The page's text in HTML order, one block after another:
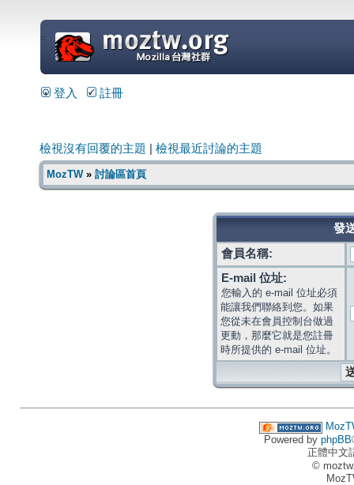
=
登入 註冊
檢視沒有回覆的主題 檢視最近討論的主題
MozTW» 討論區首頁
發
會員名稱:
E-mail 位址:
您輸入的 e-mail 位址必須
能讓我們聯絡到您。如果
您從未在會員控制台做過
更動，那麼它就是您註冊
時所提供的 e-mail 位址。
Powered by phpBB
正體中文
©